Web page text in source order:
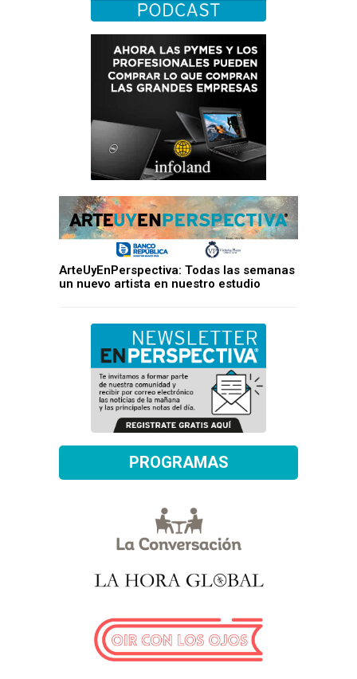
ArteUyEnPerspectiva: Todas las semanas
un nuevo artista en nuestro estudio
PROGRAMAS